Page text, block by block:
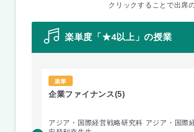
クリックすることで出席
楽単度「★4以上」の授業
楽単
企業ファイナンス(5)
アジア・国際経営戦略研究科 アジア・国際